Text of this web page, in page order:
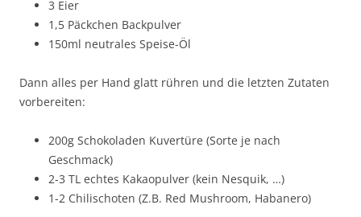
3 Eier
1,5 Päckchen Backpulver
150ml neutrales Speise-Öl
Dann alles per Hand glatt rühren und die letzten Zutaten
vorbereiten:
200g Schokoladen Kuvertüre (Sorte je nach
Geschmack)
2-3 TL echtes Kakaopulver (kein Nesquik, …)
1-2 Chilischoten (Z.B. Red Mushroom, Habanero)